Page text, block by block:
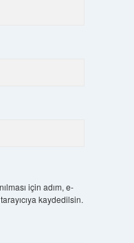
için adım, e-
kaydedilsin.